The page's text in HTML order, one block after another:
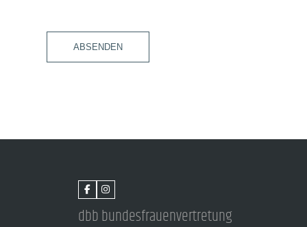
ABSENDEN
dbb bundesfrauenvertretung